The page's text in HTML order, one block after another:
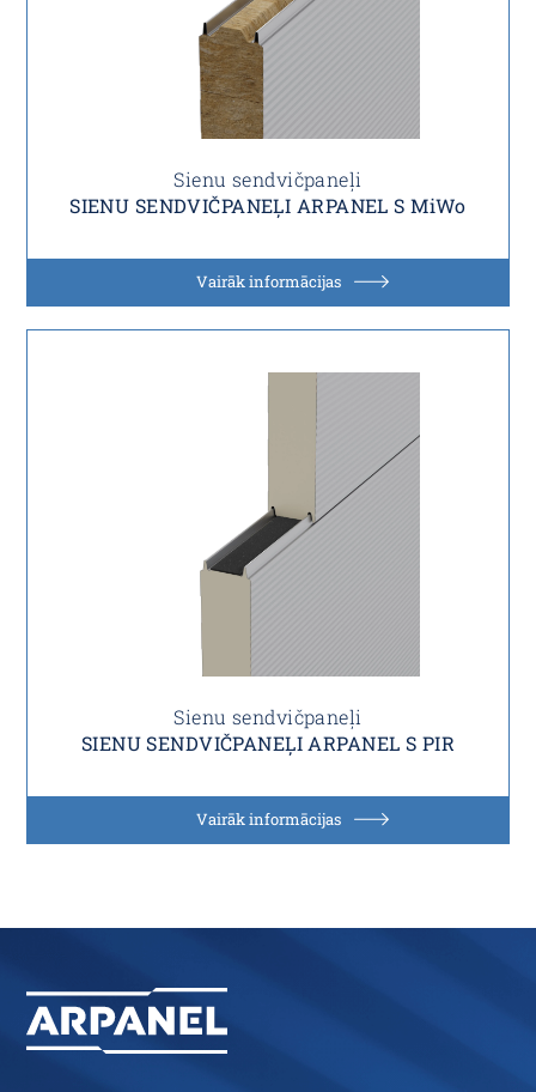
Sienu sendvičpaneļi
SIENU SENDVIČPANEĻI ARPANEL S MiWo
Vairāk informācijas
Sienu sendvičpaneļi
SIENU SENDVIČPANEĻI ARPANEL S PIR
Vairāk informācijas